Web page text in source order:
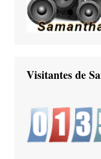
Visitantes de